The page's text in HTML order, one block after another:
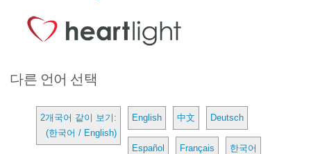
다른 언어 선택
2개국어 같이 보기:
(한국어 / English)
English 中文 Deutsch
Español Français 한국어